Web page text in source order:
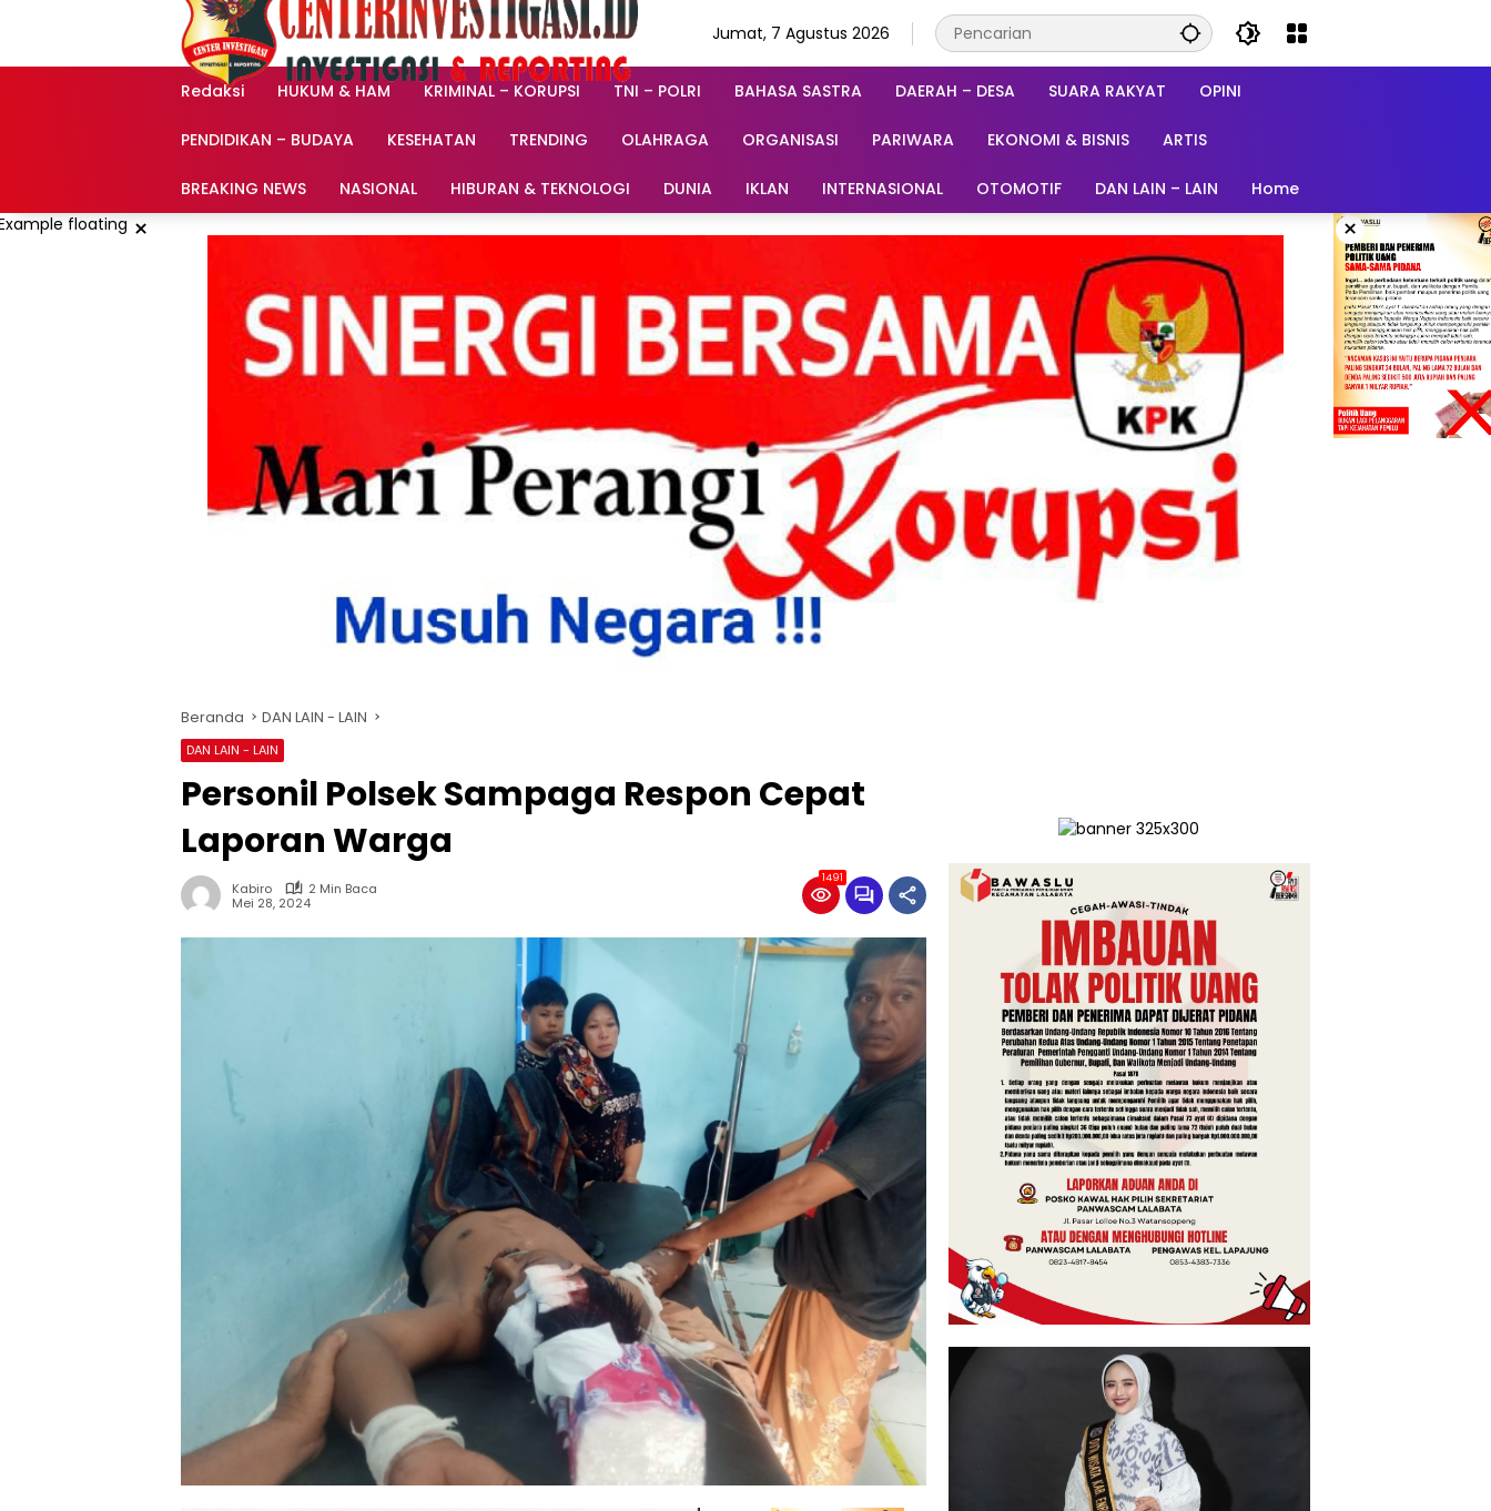
Jumat, 7 Agustus 2026
Redaksi HUKUM & HAM KRIMINAL – KORUPSI TNI – POLRI BAHASA SASTRA DAERAH – DESA SUARA RAKYAT OPINI
PENDIDIKAN – BUDAYA KESEHATAN TRENDING OLAHRAGA ORGANISASI PARIWARA EKONOMI & BISNIS ARTIS
BREAKING NEWS NASIONAL HIBURAN & TEKNOLOGI DUNIA IKLAN INTERNASIONAL OTOMOTIF DAN LAIN – LAIN Home
× ×
Beranda DAN LAIN - LAIN
DAN LAIN - LAIN
Personil Polsek Sampaga Respon Cepat
Laporan Warga
Kabiro
2 Min Baca
Mei 28, 2024
1491